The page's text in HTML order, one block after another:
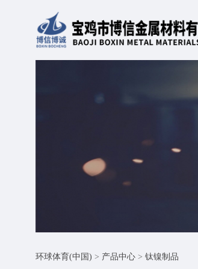
环球体育(中国) > 产品中心 > 钛镍制品